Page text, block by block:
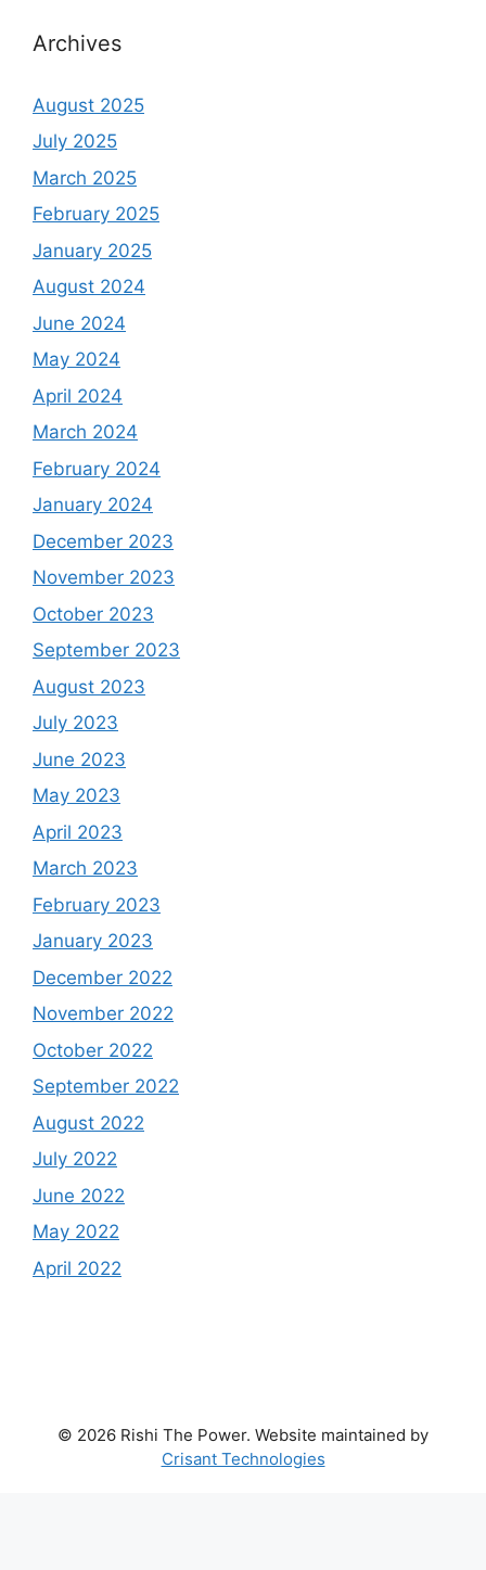
Archives
August 2025
July 2025
March 2025
February 2025
January 2025
August 2024
June 2024
May 2024
April 2024
March 2024
February 2024
January 2024
December 2023
November 2023
October 2023
September 2023
August 2023
July 2023
June 2023
May 2023
April 2023
March 2023
February 2023
January 2023
December 2022
November 2022
October 2022
September 2022
August 2022
July 2022
June 2022
May 2022
April 2022
© 2026 Rishi The Power. Website maintained by
Crisant Technologies